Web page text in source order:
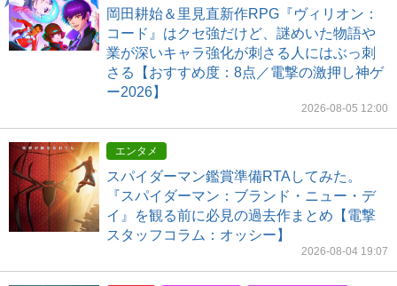
岡田耕始＆里見直新作RPG『ヴィリオン：
コード』はクセ強だけど、謎めいた物語や
業が深いキャラ強化が刺さる人にはぶっ刺
さる【おすすめ度：8点／電撃の激押し神ゲ
ー2026】
2026-08-05 12:00
エンタメ
スパイダーマン鑑賞準備RTAしてみた。
『スパイダーマン：ブランド・ニュー・デ
イ』を観る前に必見の過去作まとめ【電撃
スタッフコラム：オッシー】
2026-08-04 19:07